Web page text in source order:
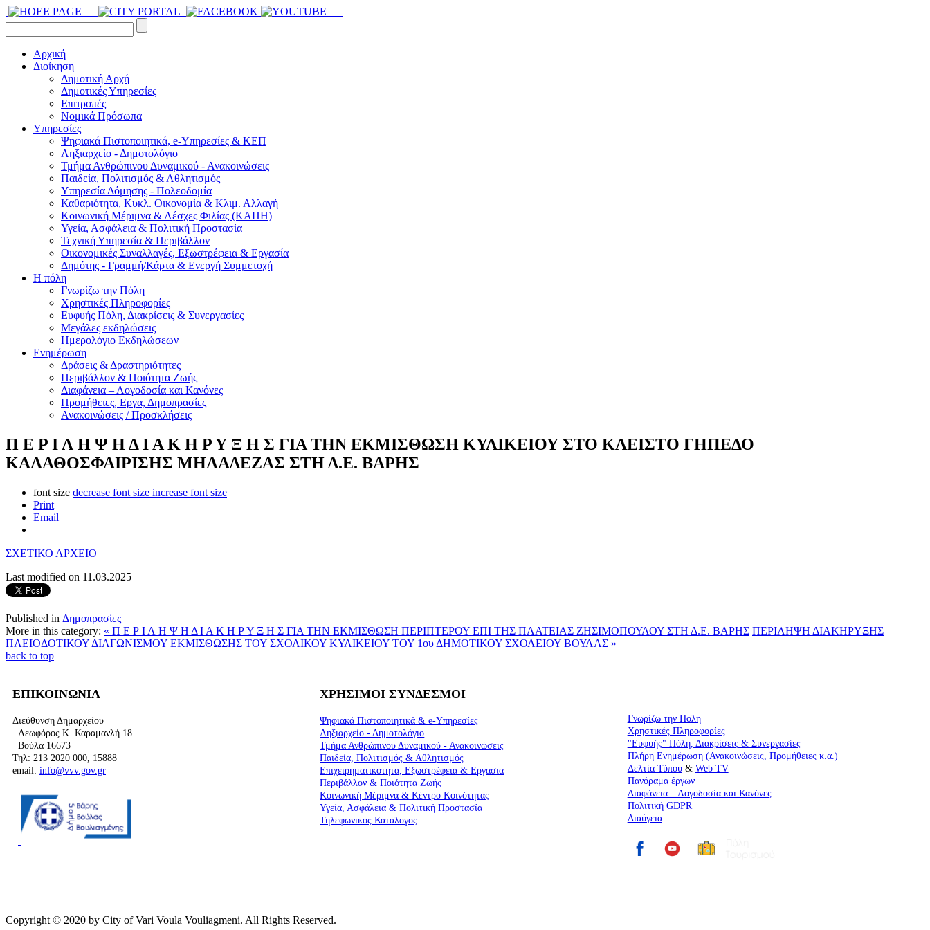
Αρχική
Διοίκηση
Δημοτική Αρχή
Δημοτικές Υπηρεσίες
Επιτροπές
Νομικά Πρόσωπα
Υπηρεσίες
Ψηφιακά Πιστοποιητικά, e-Υπηρεσίες & ΚΕΠ
Ληξιαρχείο - Δημοτολόγιο
Τμήμα Ανθρώπινου Δυναμικού - Ανακοινώσεις
Παιδεία, Πολιτισμός & Αθλητισμός
Υπηρεσία Δόμησης - Πολεοδομία
Καθαριότητα, Κυκλ. Οικονομία & Κλιμ. Αλλαγή
Kοινωνική Μέριμνα & Λέσχες Φιλίας (ΚΑΠΗ)
Υγεία, Ασφάλεια & Πολιτική Προστασία
Τεχνική Υπηρεσία & Περιβάλλον
Οικονομικές Συναλλαγές, Εξωστρέφεια & Εργασία
Δημότης - Γραμμή/Κάρτα & Ενεργή Συμμετοχή
Η πόλη
Γνωρίζω την Πόλη
Χρηστικές Πληροφορίες
Ευφυής Πόλη, Διακρίσεις & Συνεργασίες
Μεγάλες εκδηλώσεις
Ημερολόγιο Εκδηλώσεων
Ενημέρωση
Δράσεις & Δραστηριότητες
Περιβάλλον & Ποιότητα Ζωής
Διαφάνεια – Λογοδοσία και Κανόνες
Προμήθειες, Εργα, Δημοπρασίες
Ανακοινώσεις / Προσκλήσεις
Π Ε Ρ Ι Λ Η Ψ Η Δ Ι Α Κ Η Ρ Υ Ξ Η Σ ΓΙΑ ΤΗΝ ΕΚΜΙΣΘΩΣΗ ΚΥΛΙΚΕΙΟΥ ΣΤΟ ΚΛΕΙΣΤΟ ΓΗΠΕΔΟ
ΚΑΛΑΘΟΣΦΑΙΡΙΣΗΣ ΜΗΛΑΔΕΖΑΣ ΣΤΗ Δ.Ε. ΒΑΡΗΣ
font size decrease font size increase font size
Print
Email
ΣΧΕΤΙΚΟ ΑΡΧΕΙΟ
Last modified on 11.03.2025
Published in Δημοπρασίες
More in this category: « Π Ε Ρ Ι Λ Η Ψ Η Δ Ι Α Κ Η Ρ Υ Ξ Η Σ ΓΙΑ ΤΗΝ ΕΚΜΙΣΘΩΣΗ ΠΕΡΙΠΤΕΡΟΥ ΕΠΙ ΤΗΣ ΠΛΑΤΕΙΑΣ ΖΗΣΙΜΟΠΟΥΛΟΥ ΣΤΗ Δ.Ε. ΒΑΡΗΣ ΠΕΡΙΛΗΨΗ ΔΙΑΚΗΡΥΞΗΣ
ΠΛΕΙΟΔΟΤΙΚΟΥ ΔΙΑΓΩΝΙΣΜΟΥ ΕΚΜΙΣΘΩΣΗΣ ΤΟΥ ΣΧΟΛΙΚΟΥ ΚΥΛΙΚΕΙΟΥ ΤΟΥ 1ου ΔΗΜΟΤΙΚΟΥ ΣΧΟΛΕΙΟΥ ΒΟΥΛΑΣ »
back to top
ΕΠΙΚΟΙΝΩΝΙΑ
Διεύθυνση Δημαρχείου
Λεωφόρος Κ. Καραμανλή 18
Βούλα 16673
Τηλ: 213 2020 000, 15888
email: info@vvv.gov.gr
ΧΡΗΣΙΜΟΙ ΣΥΝΔΕΣΜΟΙ
Ψηφιακά Πιστοποιητικά & e-Υπηρεσίες
Ληξιαρχείο - Δημοτολόγιο
Τμήμα Ανθρώπινου Δυναμικού - Ανακοινώσεις
Παιδεία, Πολιτισμός & Αθλητισμός
Επιχειρηματικότητα, Εξωστρέφεια & Εργασια
Περιβάλλον & Ποιότητα Ζωής
Kοινωνική Μέριμνα & Κέντρο Κοινότητας
Υγεία, Ασφάλεια & Πολιτική Προστασία
Τηλεφωνικός Κατάλογος
Γνωρίζω την Πόλη
Χρηστικές Πληροφορίες
"Ευφυής" Πόλη, Διακρίσεις & Συνεργασίες
Πλήρη Ενημέρωση (Ανακοινώσεις, Προμήθειες κ.α.)
Δελτία Τύπου& Web TV
Πανόραμα έργων
Διαφάνεια – Λογοδοσία και Κανόνες
Πολιτική GDPR
Διαύγεια
Copyright © 2020 by City of Vari Voula Vouliagmeni. All Rights Reserved.